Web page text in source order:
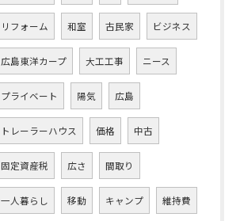
リフォーム 和室 古民家 ビジネス
広島東洋カープ 大工工事 ニース
プライベート 陽気 広島
トレーラーハウス 価格 中古
固定資産税 広さ 間取り
一人暮らし 移動 キャンプ 維持費